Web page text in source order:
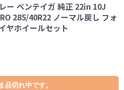
ー ベンテイガ 純正 22in 10J
285/40R22 ノーマル戻し フォ
ヤホイールセット
品切れ中です。